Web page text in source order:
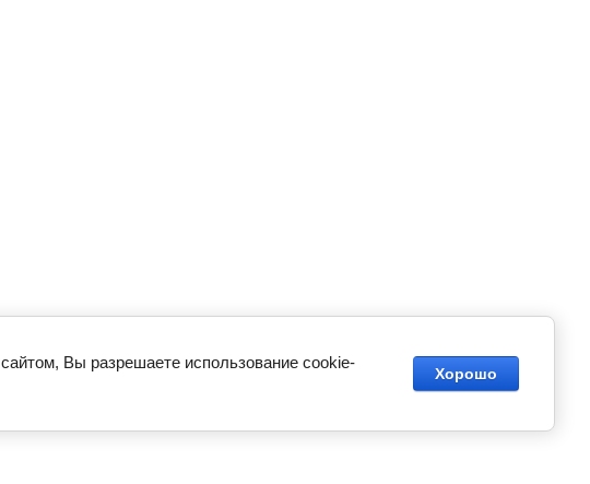
Вы разрешаете использование cookie-
Хорошо